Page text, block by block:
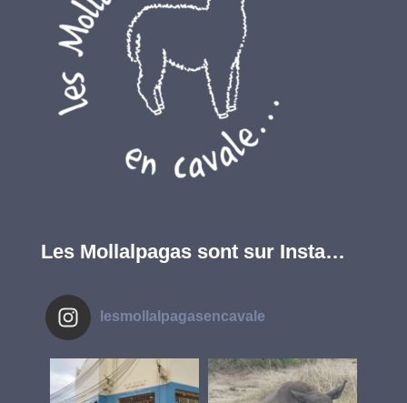
Les Mollalpagas sont sur Insta…
lesmollalpagasencavale